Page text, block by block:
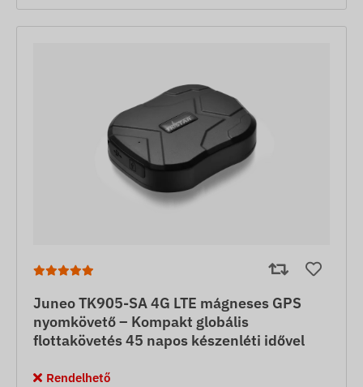
Juneo TK905-SA 4G LTE mágneses GPS
nyomkövető – Kompakt globális
flottakövetés 45 napos készenléti idővel
Rendelhető